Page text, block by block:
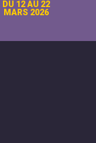
DU 12 AU 22
MARS 2026